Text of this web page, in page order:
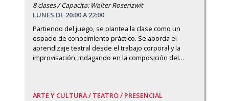
8 clases / Capacita: Walter Rosenzwit
LUNES DE 20:00 A 22:00
Partiendo del juego, se plantea la clase como un
espacio de conocimiento práctico. Se aborda el
aprendizaje teatral desde el trabajo corporal y la
improvisación, indagando en la composición del…
ARTE Y CULTURA / TEATRO / PRESENCIAL